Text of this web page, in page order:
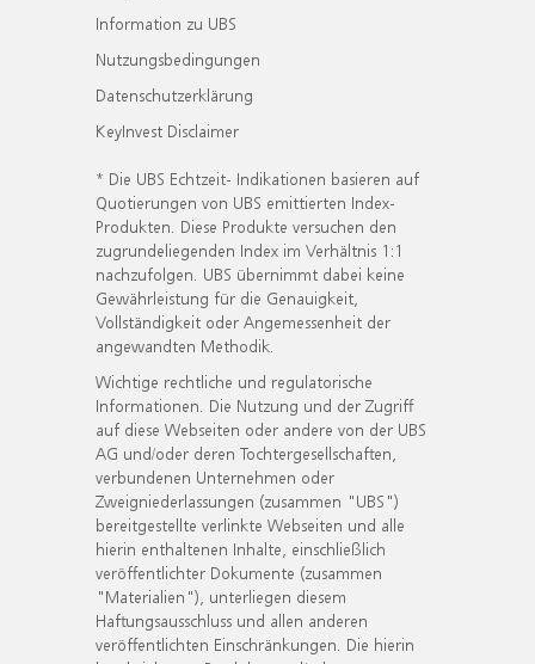
Information zu UBS
Nutzungsbedingungen
Datenschutzerklärung
KeyInvest Disclaimer
* Die UBS Echtzeit- Indikationen basieren auf
Quotierungen von UBS emittierten Index-
Produkten. Diese Produkte versuchen den
zugrundeliegenden Index im Verhältnis 1:1
nachzufolgen. UBS übernimmt dabei keine
Gewährleistung für die Genauigkeit,
Vollständigkeit oder Angemessenheit der
angewandten Methodik.
Wichtige rechtliche und regulatorische
Informationen. Die Nutzung und der Zugriff
auf diese Webseiten oder andere von der UBS
AG und/oder deren Tochtergesellschaften,
verbundenen Unternehmen oder
Zweigniederlassungen (zusammen "UBS")
bereitgestellte verlinkte Webseiten und alle
hierin enthaltenen Inhalte, einschließlich
veröffentlichter Dokumente (zusammen
"Materialien"), unterliegen diesem
Haftungsausschluss und allen anderen
veröffentlichten Einschränkungen. Die hierin